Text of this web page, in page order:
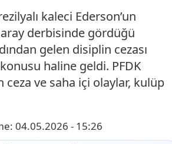
kaleci Ederson’un
derbisinde gördüğü
gelen disiplin cezası
haline geldi. PFDK
ceza ve saha içi olaylar, kulüp
04.05.2026 - 15:26